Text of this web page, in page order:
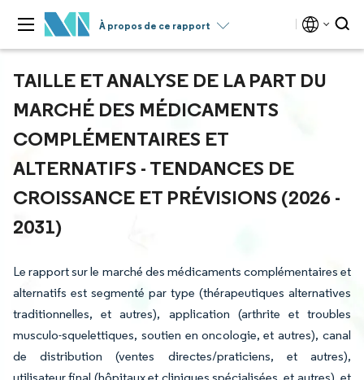
À propos de ce rapport
TAILLE ET ANALYSE DE LA PART DU
MARCHÉ DES MÉDICAMENTS
COMPLÉMENTAIRES ET
ALTERNATIFS - TENDANCES DE
CROISSANCE ET PRÉVISIONS (2026 -
2031)
Le rapport sur le marché des médicaments complémentaires et
alternatifs est segmenté par type (thérapeutiques alternatives
traditionnelles, et autres), application (arthrite et troubles
musculo-squelettiques, soutien en oncologie, et autres), canal
de distribution (ventes directes/praticiens, et autres),